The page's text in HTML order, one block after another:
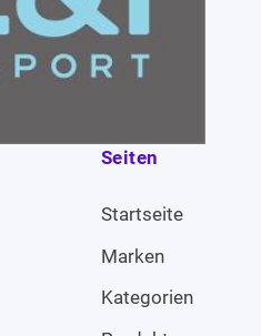
Seiten
Startseite
Marken
Kategorien